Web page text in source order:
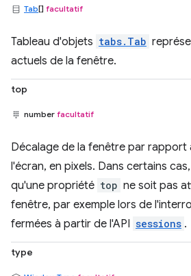
Tab[] facultatif
Tableau d'objets tabs.Tab
actuels de la fenêtre.
top
number facultatif
Décalage de la fenêtre par rapport
l'écran, en pixels. Dans certains
qu'une propriété top ne soit pas
fenêtre, par exemple lors de
fermées à partir de l'API sessions .
type